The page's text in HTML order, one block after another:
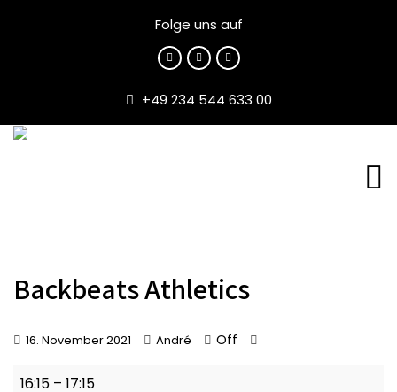
Folge uns auf
+49 234 544 633 00
Backbeats Athletics
16. November 2021 André Off
Backbeats
16:15 – 17:15